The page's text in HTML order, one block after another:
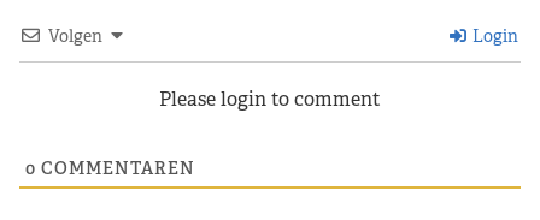
Volgen Login
Please login to comment
0 COMMENTAREN